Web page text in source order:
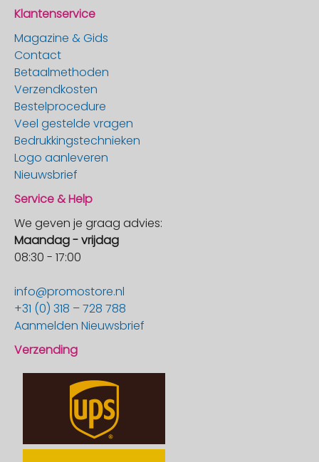
Klantenservice
Magazine & Gids
Contact
Betaalmethoden
Verzendkosten
Bestelprocedure
Veel gestelde vragen
Bedrukkingstechnieken
Logo aanleveren
Nieuwsbrief
Service & Help
We geven je graag advies:
Maandag - vrijdag
08:30 - 17:00
info@promostore.nl
+31 (0) 318 – 728 788
Aanmelden Nieuwsbrief
Verzending